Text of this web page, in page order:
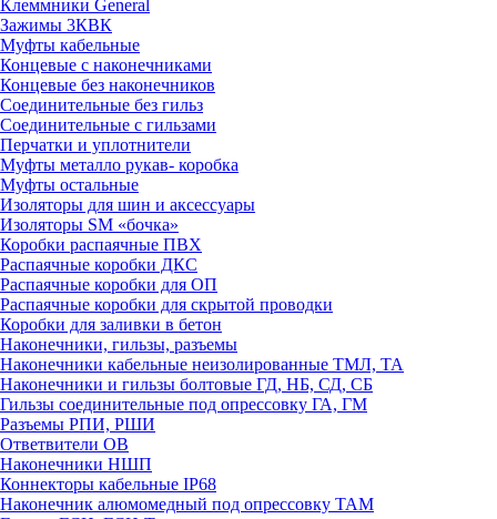
Клеммники General
Зажимы 3КВК
Муфты кабельные
Концевые с наконечниками
Концевые без наконечников
Соединительные без гильз
Соединительные с гильзами
Перчатки и уплотнители
Муфты металло рукав- коробка
Муфты остальные
Изоляторы для шин и аксессуары
Изоляторы SM «бочка»
Коробки распаячные ПВХ
Распаячные коробки ДКС
Распаячные коробки для ОП
Распаячные коробки для скрытой проводки
Коробки для заливки в бетон
Наконечники, гильзы, разъемы
Наконечники кабельные неизолированные ТМЛ, ТА
Наконечники и гильзы болтовые ГД, НБ, СД, СБ
Гильзы соединительные под опрессовку ГА, ГМ
Разъемы РПИ, РШИ
Ответвители ОВ
Наконечники НШП
Коннекторы кабельные IP68
Наконечник алюмомедный под опрессовку ТАМ